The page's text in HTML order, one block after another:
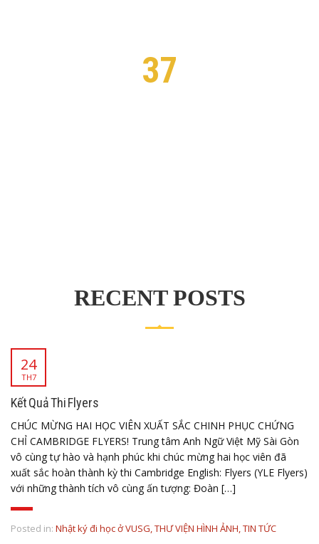
37
RECENT POSTS
24
TH7
Kết Quả Thi Flyers
CHÚC MỪNG HAI HỌC VIÊN XUẤT SẮC CHINH PHỤC CHỨNG
CHỈ CAMBRIDGE FLYERS! Trung tâm Anh Ngữ Việt Mỹ Sài Gòn
vô cùng tự hào và hạnh phúc khi chúc mừng hai học viên đã
xuất sắc hoàn thành kỳ thi Cambridge English: Flyers (YLE Flyers)
với những thành tích vô cùng ấn tượng: Đoàn […]
Posted in: Nhật ký đi học ở VUSG,THƯ VIỆN HÌNH ẢNH,TIN TỨC